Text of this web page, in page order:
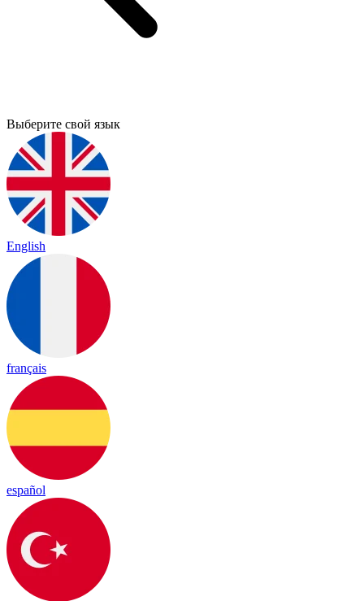
Выберите свой язык
English
français
español